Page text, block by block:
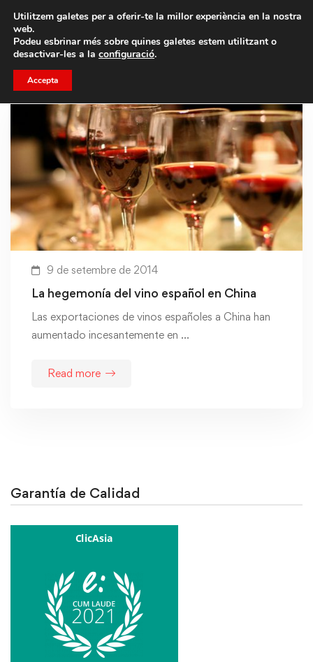
Porta un amic i emporteu-vos un total de 75€ de
descompte.
9 de setembre de 2014
La hegemonía del vino español en China
Las exportaciones de vinos españoles a China han
aumentado incesantemente en …
Read more
Garantía de Calidad
Utilitzem galetes per a oferir-te la millor experiència en la nostra
web.
Podeu esbrinar més sobre quines galetes estem utilitzant o
desactivar-les a la configuració.
Accepta